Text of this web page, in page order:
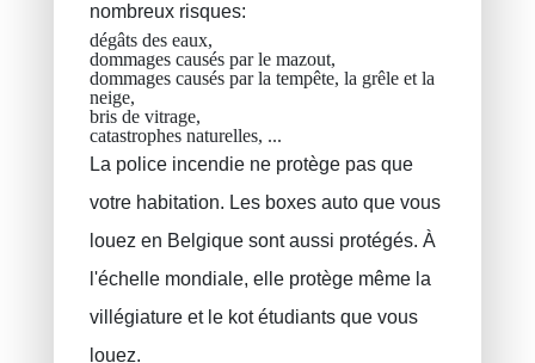
nombreux risques:
dégâts des eaux,
dommages causés par le mazout,
dommages causés par la tempête, la grêle et la
neige,
bris de vitrage,
catastrophes naturelles, ...
La police incendie ne protège pas que
votre habitation. Les boxes auto que vous
louez en Belgique sont aussi protégés. À
l'échelle mondiale, elle protège même la
villégiature et le kot étudiants que vous
louez.
RC Exploitation / RC Professionnel
Accident de travail
Assurance décennale
Protection juridique
PLCI pour les indépendants
EIP pour les sociétés
INAMI pour les médecins